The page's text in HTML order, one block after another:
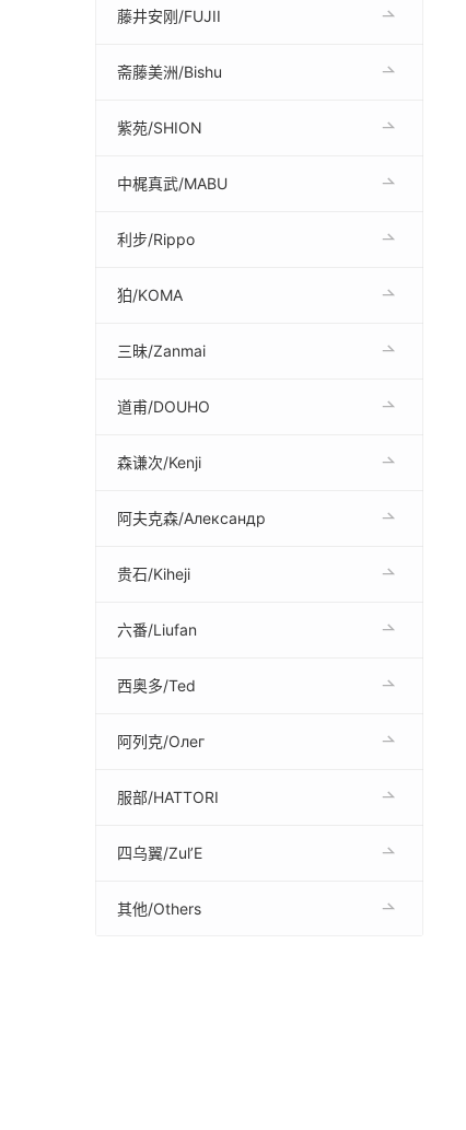
藤井安刚/FUJII
斋藤美洲/Bishu
紫苑/SHION
中梶真武/MABU
利步/Rippo
狛/KOMA
三昧/Zanmai
道甫/DOUHO
森谦次/Kenji
阿夫克森/Александр
贵石/Kiheji
六番/Liufan
西奥多/Ted
阿列克/Олег
服部/HATTORI
四乌翼/Zul’E
其他/Others